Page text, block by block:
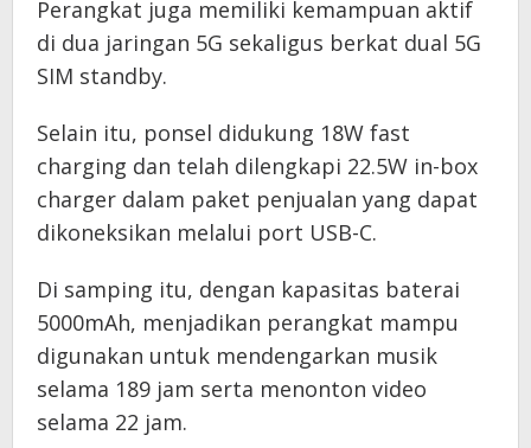
Perangkat juga memiliki kemampuan aktif
di dua jaringan 5G sekaligus berkat dual 5G
SIM standby.
Selain itu, ponsel didukung 18W fast
charging dan telah dilengkapi 22.5W in-box
charger dalam paket penjualan yang dapat
dikoneksikan melalui port USB-C.
Di samping itu, dengan kapasitas baterai
5000mAh, menjadikan perangkat mampu
digunakan untuk mendengarkan musik
selama 189 jam serta menonton video
selama 22 jam.